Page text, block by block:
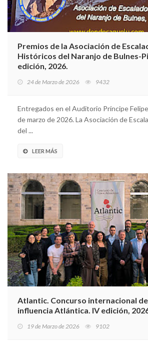
Premios de la Asociación de
Históricos del Naranjo de Bulnes-
edición, 2026.
24 de Marzo de 2026 9432
Entregados en el Auditorio Príncipe
de marzo de 2026. La Asociación de
del ...
LEER MÁS
Atlantic. Concurso internacional
influencia Atlántica. IV edición,
19 de Marzo de 2026 9102